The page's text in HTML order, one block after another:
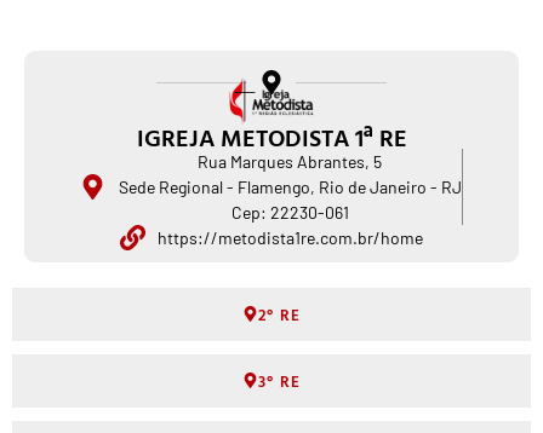
2° RE
3° RE
IGREJA METODISTA 1ª RE
Rua Marques Abrantes, 5
Sede Regional - Flamengo, Rio de Janeiro - RJ
Cep: 22230-061
https://metodista1re.com.br/home